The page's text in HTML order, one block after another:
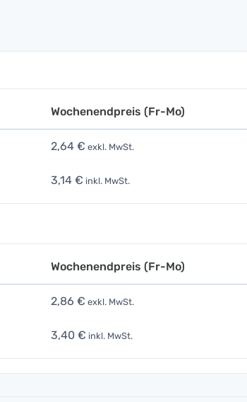
Wochenendpreis (Fr-Mo)
2,64 € exkl. MwSt.
3,14 € inkl. MwSt.
Wochenendpreis (Fr-Mo)
2,86 € exkl. MwSt.
3,40 € inkl. MwSt.